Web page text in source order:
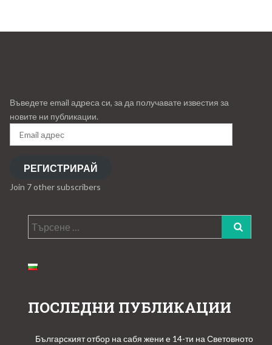
Въведете email адреса си, за да получавате известия за
новите ни публикации.
Email
адрес
РЕГИСТРИРАЙ
Join 7 other subscribers
Търсене
за:
ПОСЛЕДНИ ПУБЛИКАЦИИ
Българският отбор на сабя жени е 14-ти на Световното